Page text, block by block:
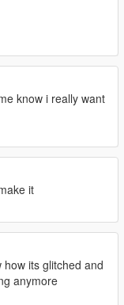
know i really want
it
its glitched and
anymore